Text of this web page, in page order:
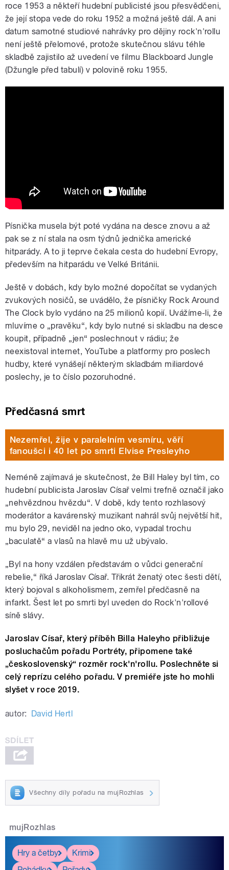
roce 1953 a někteří hudební publicisté jsou přesvědčeni,
že její stopa vede do roku 1952 a možná ještě dál. A ani
datum samotné studiové nahrávky pro dějiny rock'n'rollu
není ještě přelomové, protože skutečnou slávu téhle
skladbě zajistilo až uvedení ve filmu Blackboard Jungle
(Džungle před tabulí) v polovině roku 1955.
Písnička musela být poté vydána na desce znovu a až
pak se z ní stala na osm týdnů jednička americké
hitparády. A to ji teprve čekala cesta do hudební Evropy,
především na hitparádu ve Velké Británii.
Ještě v dobách, kdy bylo možné dopočítat se vydaných
zvukových nosičů, se uvádělo, že písničky Rock Around
The Clock bylo vydáno na 25 milionů kopií. Uvážíme-li, že
mluvíme o „pravěku“, kdy bylo nutné si skladbu na desce
koupit, případně „jen“ poslechnout v rádiu; že
neexistoval internet, YouTube a platformy pro poslech
hudby, které vynášejí některým skladbám miliardové
poslechy, je to číslo pozoruhodné.
Předčasná smrt
Nezemřel, žije v paralelním vesmíru, věří
fanoušci i 40 let po smrti Elvise Presleyho
Neméně zajímavá je skutečnost, že Bill Haley byl tím, co
hudební publicista Jaroslav Císař velmi trefně označil jako
„nehvězdnou hvězdu“. V době, kdy tento rozhlasový
moderátor a kavárenský muzikant nahrál svůj největší hit,
mu bylo 29, neviděl na jedno oko, vypadal trochu
„baculatě“ a vlasů na hlavě mu už ubývalo.
„Byl na hony vzdálen představám o vůdci generační
rebelie,“ říká Jaroslav Císař. Třikrát ženatý otec šesti dětí,
který bojoval s alkoholismem, zemřel předčasně na
infarkt. Šest let po smrti byl uveden do Rock'n'rollové
síně slávy.
Jaroslav Císař, který příběh Billa Haleyho přibližuje
posluchačům pořadu Portréty, připomene také
„československý“ rozměr rock'n'rollu. Poslechněte si
celý reprízu celého pořadu. V premiéře jste ho mohli
slyšet v roce 2019.
autor: David Hertl
Všechny díly pořadu na mujRozhlas
mujRozhlas
Hry a četby
Krimi